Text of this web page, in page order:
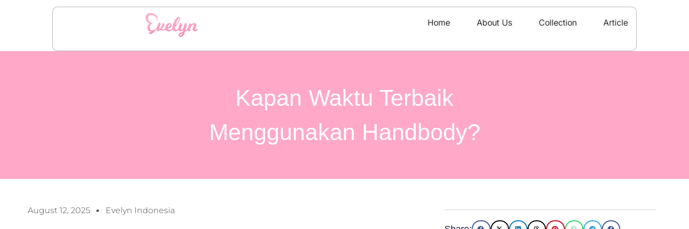
Home About Us Collection Article
Kapan Waktu Terbaik
Menggunakan Handbody?
August 12, 2025 Evelyn Indonesia